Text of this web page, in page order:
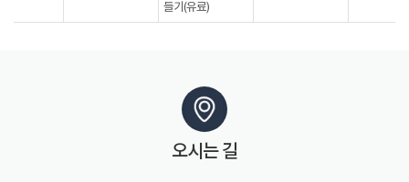
들기(유료)
오시는 길